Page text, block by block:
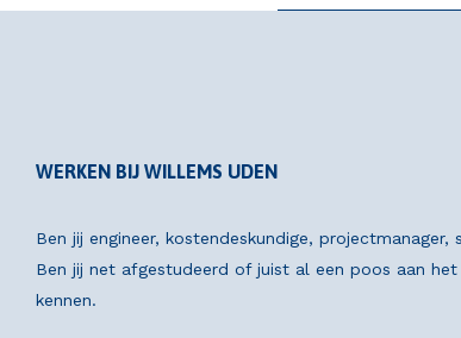
WERKEN BIJ WILLEMS UDEN
Ben jij engineer, kostendeskundige,
Ben jij net afgestudeerd of juist al een poos aan
kennen.